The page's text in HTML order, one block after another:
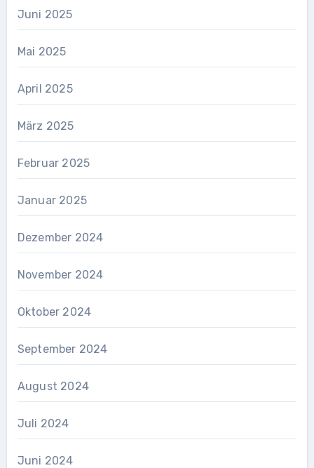
Juni 2025
Mai 2025
April 2025
März 2025
Februar 2025
Januar 2025
Dezember 2024
November 2024
Oktober 2024
September 2024
August 2024
Juli 2024
Juni 2024